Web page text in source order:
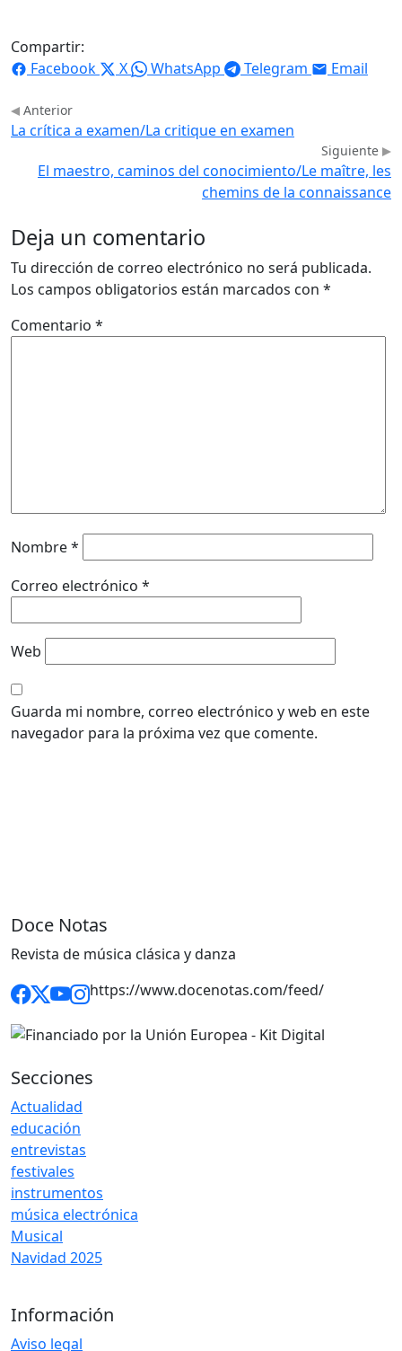
Compartir:
Facebook
X WhatsApp Telegram Email
Anterior
La crítica a examen/La critique en examen
Siguiente
El maestro, caminos del conocimiento/Le maître, les
chemins de la connaissance
Deja un comentario
Tu dirección de correo electrónico no será publicada.
Los campos obligatorios están marcados con *
Comentario *
Nombre*
Correo electrónico *
Web
Guarda mi nombre, correo electrónico y web en este
navegador para la próxima vez que comente.
Doce Notas
Revista de música clásica y danza
https://www.docenotas.com/feed/
Secciones
Actualidad
educación
entrevistas
festivales
instrumentos
música electrónica
Musical
Navidad 2025
Información
Aviso legal